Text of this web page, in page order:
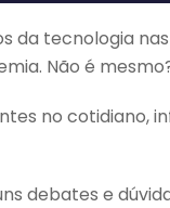
da tecnologia
Não é
no cotidiano,
debates e